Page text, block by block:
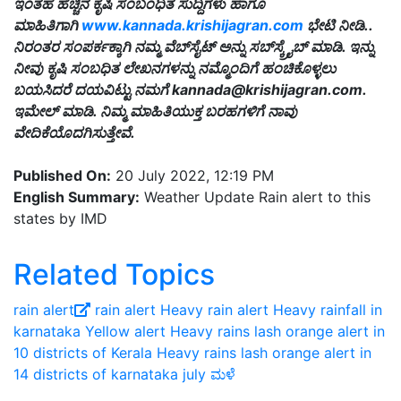
ಇಂತಹ ಹೆಚ್ಚಿನ ಕೃಷಿ ಸಂಬಂಧಿತ ಸುದ್ದಿಗಳು ಹಾಗೂ
ಮಾಹಿತಿಗಾಗಿ www.kannada.krishijagran.com ಭೇಟಿ ನೀಡಿ..
ನಿರಂತರ ಸಂಪರ್ಕಕ್ಕಾಗಿ ನಮ್ಮ ವೆಬ್‌ಸೈಟ್‌ ಅನ್ನು ಸಬ್‌ಸ್ಕ್ರೈಬ್‌ ಮಾಡಿ. ಇನ್ನು
ನೀವು ಕೃಷಿ ಸಂಬಧಿತ ಲೇಖನಗಳನ್ನು ನಮ್ಮೊಂದಿಗೆ ಹಂಚಿಕೊಳ್ಳಲು
ಬಯಸಿದರೆ ದಯವಿಟ್ಟು ನಮಗೆkannada@krishijagran.com.
ಇಮೇಲ್ ಮಾಡಿ. ನಿಮ್ಮ ಮಾಹಿತಿಯುಕ್ತ ಬರಹಗಳಿಗೆ ನಾವು
ವೇದಿಕೆಯೊದಗಿಸುತ್ತೇವೆ.
Published On: 20 July 2022, 12:19 PM
English Summary: Weather Update Rain alert to this
states by IMD
Related Topics
rain alert rain alert Heavy rain alert Heavy rainfall in
karnataka Yellow alert Heavy rains lash orange alert in
10 districts of Kerala Heavy rains lash orange alert in
14 districts of karnataka july ಮಳೆ